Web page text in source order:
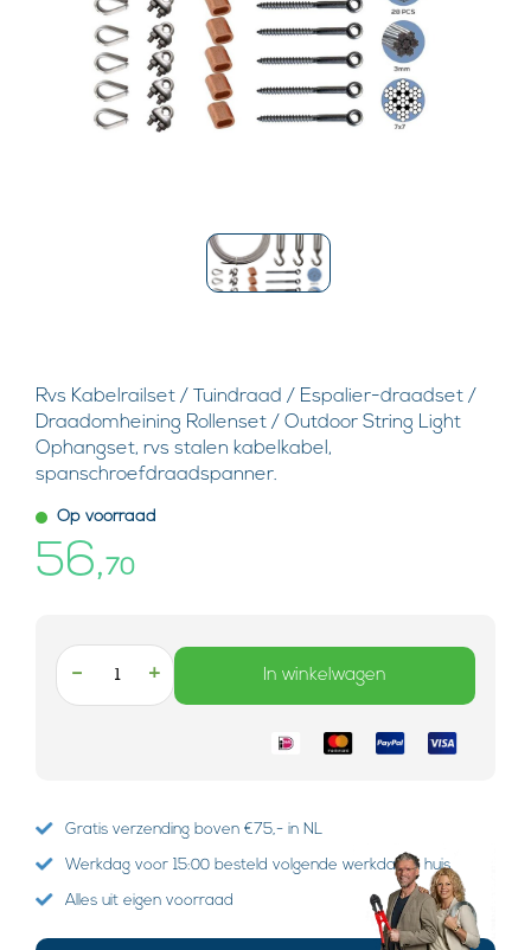
Rvs Kabelrailset / Tuindraad / Espalier-draadset /
Draadomheining Rollenset / Outdoor String Light
Ophangset, rvs stalen kabelkabel,
spanschroefdraadspanner.
Op voorraad
56, 70
- + In winkelwagen
Gratis verzending boven €75,- in NL
Werkdag voor 15:00 besteld volgende werkdag in huis
Alles uit eigen voorraad